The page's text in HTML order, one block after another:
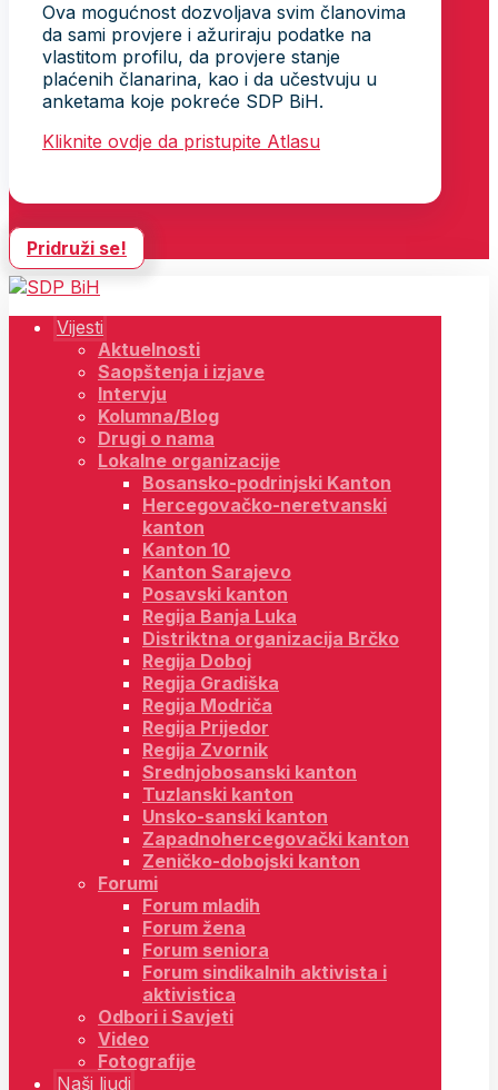
Ova mogućnost dozvoljava svim članovima
da sami provjere i ažuriraju podatke na
vlastitom profilu, da provjere stanje
plaćenih članarina, kao i da učestvuju u
anketama koje pokreće SDP BiH.
Kliknite ovdje da pristupite Atlasu
Pridruži se!
Vijesti
Aktuelnosti
Saopštenja i izjave
Intervju
Kolumna/Blog
Drugi o nama
Lokalne organizacije
Bosansko-podrinjski Kanton
Hercegovačko-neretvanski
kanton
Kanton 10
Kanton Sarajevo
Posavski kanton
Regija Banja Luka
Distriktna organizacija Brčko
Regija Doboj
Regija Gradiška
Regija Modriča
Regija Prijedor
Regija Zvornik
Srednjobosanski kanton
Tuzlanski kanton
Unsko-sanski kanton
Zapadnohercegovački kanton
Zeničko-dobojski kanton
Forumi
Forum mladih
Forum žena
Forum seniora
Forum sindikalnih aktivista i
aktivistica
Odbori i Savjeti
Video
Fotografije
Naši ljudi